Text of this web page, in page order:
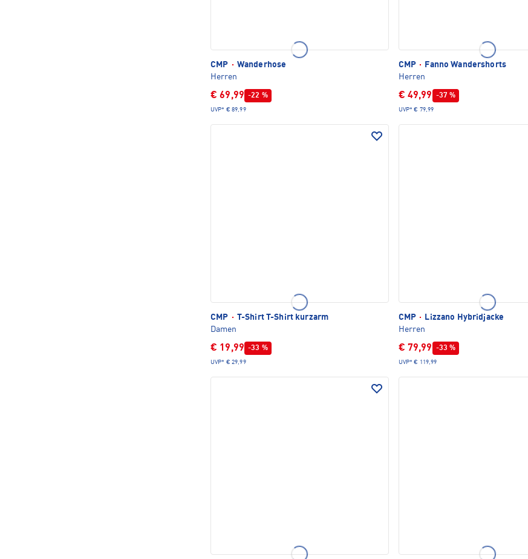
CMP · Wanderhose
Herren
€ 69,99 -22 %
UVP* € 89,99
CMP ·
Fanno Wandershorts
Herren
€ 49,99 -37 %
UVP* € 79,99
CMP · T-Shirt T-Shirt kurzarm
Damen
€ 19,99 -33 %
UVP* € 29,99
CMP ·
Lizzano Hybridjacke
Herren
€ 79,99 -33 %
UVP* € 119,99